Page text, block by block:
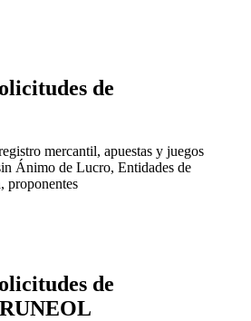
de
mercantil, apuestas y juegos
Ánimo de Lucro, Entidades de
proponentes
de